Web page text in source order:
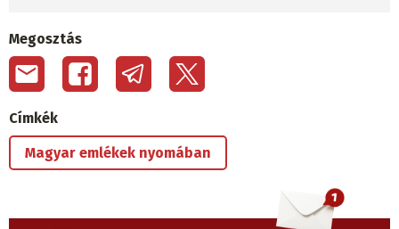
Megosztás
Címkék
Magyar emlékek nyomában